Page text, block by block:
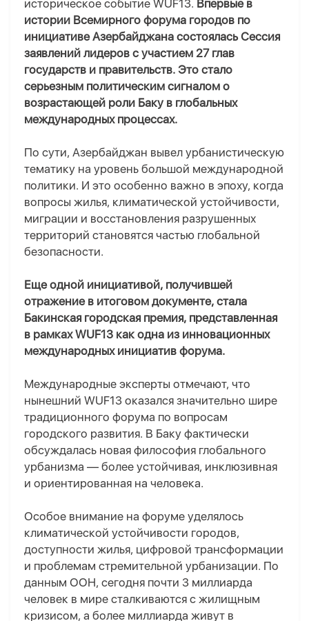
историческое событие WUF13. Впервые в
истории Всемирного форума городов по
инициативе Азербайджана состоялась Сессия
заявлений лидеров с участием 27 глав
государств и правительств. Это стало
серьезным политическим сигналом о
возрастающей роли Баку в глобальных
международных процессах.
По сути, Азербайджан вывел урбанистическую
тематику на уровень большой международной
политики. И это особенно важно в эпоху, когда
вопросы жилья, климатической устойчивости,
миграции и восстановления разрушенных
территорий становятся частью глобальной
безопасности.
Еще одной инициативой, получившей
отражение в итоговом документе, стала
Бакинская городская премия, представленная
в рамках WUF13 как одна из инновационных
международных инициатив форума.
Международные эксперты отмечают, что
нынешний WUF13 оказался значительно шире
традиционного форума по вопросам
городского развития. В Баку фактически
обсуждалась новая философия глобального
урбанизма — более устойчивая, инклюзивная
и ориентированная на человека.
Особое внимание на форуме уделялось
климатической устойчивости городов,
доступности жилья, цифровой трансформации
и проблемам стремительной урбанизации. По
данным ООН, сегодня почти 3 миллиарда
человек в мире сталкиваются с жилищным
кризисом, а более миллиарда живут в